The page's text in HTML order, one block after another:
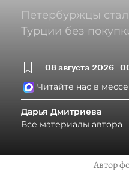
Петербуржцы
Турции без
08 августа 2026
Читайте нас в
Дарья Дмитриева
Все материалы автора
Автор